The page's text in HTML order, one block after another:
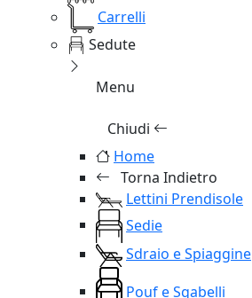
Carrelli
Sedute
Menu
Chiudi
Home
Torna Indietro
Lettini Prendisole
Sedie
Sdraio e Spiaggine
Pouf e Sgabelli